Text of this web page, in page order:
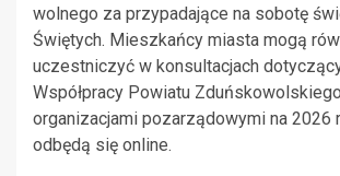
wolnego za przypadające na sobotę
Świętych. Mieszkańcy miasta mogą
uczestniczyć w konsultacjach
Współpracy Powiatu
organizacjami pozarządowymi na 2026
odbędą się online.